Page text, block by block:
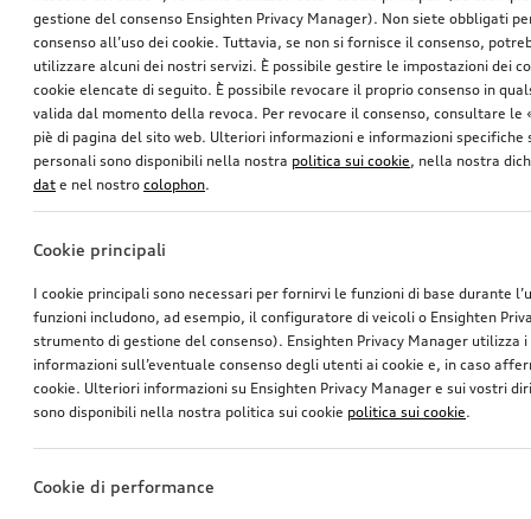
gestione del consenso Ensighten Privacy Manager). Non siete obbligati
consenso all’uso dei cookie. Tuttavia, se non si fornisce il consenso,
utilizzare alcuni dei nostri servizi. È possibile gestire le impostazioni dei
cookie elencate di seguito. È possibile revocare il proprio consenso in
valida dal momento della revoca. Per revocare il consenso, consultare le
piè di pagina del sito web. Ulteriori informazioni e informazioni specifiche
personali sono disponibili nella nostra politica sui cookie, nella nostra
dat e nel nostro colophon.
Cookie principali
I cookie principali sono necessari per fornirvi le funzioni di base durante
funzioni includono, ad esempio, il configuratore di veicoli o Ensighten
strumento di gestione del consenso). Ensighten Privacy Manager utilizza
informazioni sull’eventuale consenso degli utenti ai cookie e, in caso
cookie. Ulteriori informazioni su Ensighten Privacy Manager e sui vostri
sono disponibili nella nostra politica sui cookie politica sui cookie.
Cookie di performance